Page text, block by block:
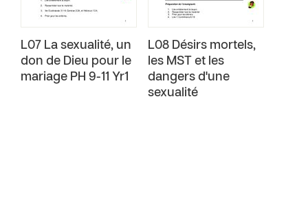
L07 La sexualité, un
don de Dieu pour le
mariage PH 9-11 Yr1
L08 Désirs mortels,
les MST et les
dangers d'une
sexualité